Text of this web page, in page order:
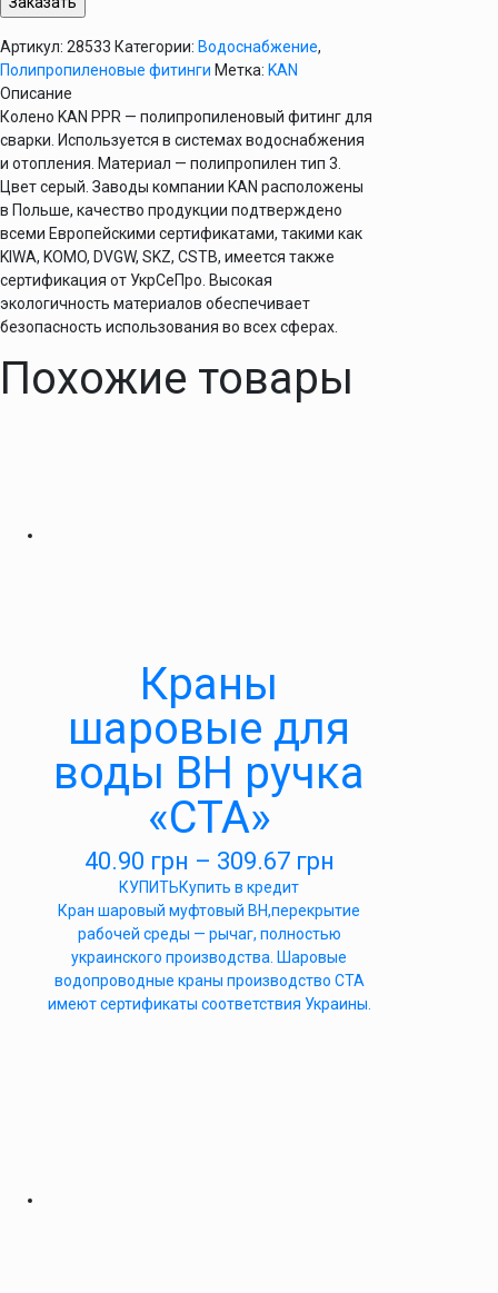
KAN
Артикул: 28533 Категории: Водоснабжение,
Полипропиленовые фитинги Метка: KAN
Описание
Колено KAN PPR — полипропиленовый фитинг для
сварки. Используется в системах водоснабжения
и отопления. Материал — полипропилен тип 3.
Цвет серый. Заводы компании KAN расположены
в Польше, качество продукции подтверждено
всеми Европейскими сертификатами, такими как
KIWA, KOMO, DVGW, SKZ, CSTB, имеется также
сертификация от УкрСеПро. Высокая
экологичность материалов обеспечивает
безопасность использования во всех сферах.
Похожие товары
Краны
шаровые для
воды ВН ручка
«СТА»
40.90 грн – 309.67 грн
КУПИТЬКупить в кредит
Кран шаровый муфтовый ВН,перекрытие
рабочей среды — рычаг, полностью
украинского производства. Шаровые
водопроводные краны производство СТА
имеют сертификаты соответствия Украины.